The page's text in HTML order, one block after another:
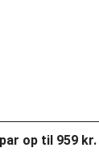
op til 959